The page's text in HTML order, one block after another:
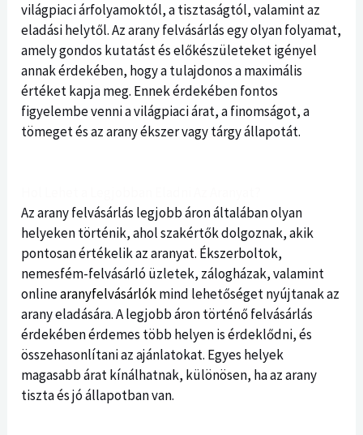
világpiaci árfolyamoktól, a tisztaságtól, valamint az
eladási helytől. Az arany felvásárlás egy olyan folyamat,
amely gondos kutatást és előkészületeket igényel
annak érdekében, hogy a tulajdonos a maximális
értéket kapja meg. Ennek érdekében fontos
figyelembe venni a világpiaci árat, a finomságot, a
tömeget és az arany ékszer vagy tárgy állapotát.
Az arany felvásárlás legjobb áron általában olyan
helyeken történik, ahol szakértők dolgoznak, akik
pontosan értékelik az aranyat. Ékszerboltok,
nemesfém-felvásárló üzletek, zálogházak, valamint
onlinearanyfelvásárlókmind lehetőséget nyújtanak az
arany eladására. A legjobb áron történő felvásárlás
érdekében érdemes több helyen is érdeklődni, és
összehasonlítani az ajánlatokat. Egyes helyek
magasabb árat kínálhatnak, különösen, ha az arany
tiszta és jó állapotban van.